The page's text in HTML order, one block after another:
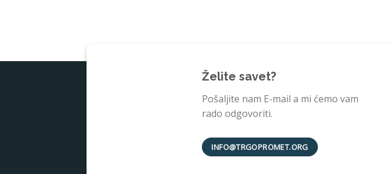
Želite savet?
Pošaljite nam E-mail a mi ćemo vam
rado odgovoriti.
INFO@TRGOPROMET.ORG